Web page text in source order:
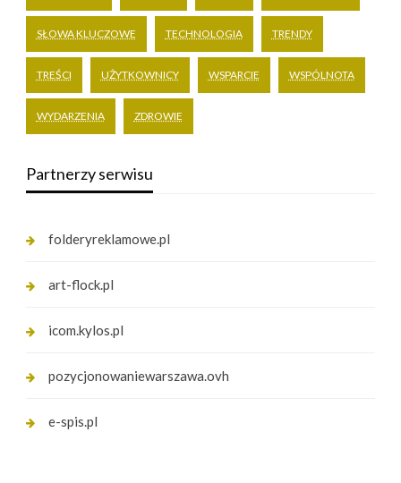
SŁOWA KLUCZOWE TECHNOLOGIA TRENDY
TREŚCI UŻYTKOWNICY WSPARCIE WSPÓLNOTA
WYDARZENIA ZDROWIE
Partnerzy serwisu
folderyreklamowe.pl
art-flock.pl
icom.kylos.pl
pozycjonowaniewarszawa.ovh
e-spis.pl